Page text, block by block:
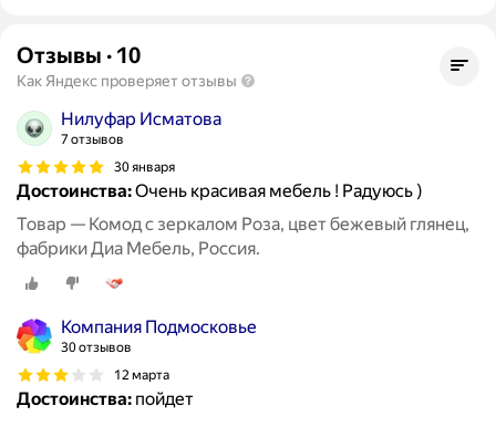
Отзывы · 10
Как Яндекс проверяет отзывы
Нилуфар Исматова
7 отзывов
30 января
Достоинства:Очень красивая мебель ! Радуюсь )
Товар — Комод с зеркалом Роза, цвет бежевый глянец,
фабрики Диа Мебель, Россия.
Компания Подмосковье
30 отзывов
12 марта
Достоинства: пойдет